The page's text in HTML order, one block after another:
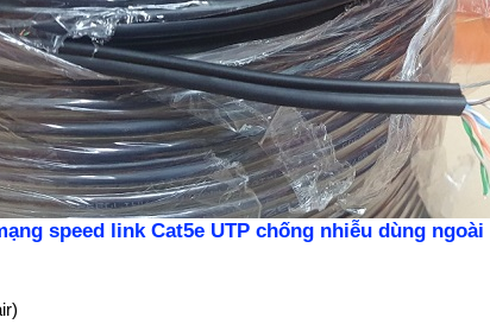
speed link Cat5e UTP chống nhiễu dùng